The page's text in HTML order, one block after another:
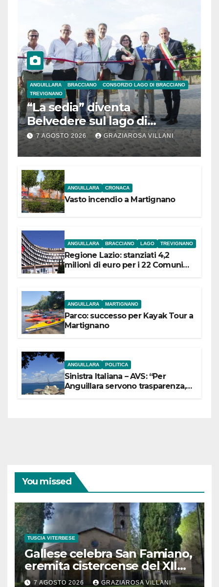
ANGUILLARA BRACCIANO
CONSORZIO LAGO DI BRACCIANO
TREVIGNANO
“La sedia” diventa
Belvedere sul lago di
Bracciano: ieri
l’inaugurazione
7 AGOSTO 2026 GRAZIAROSA VILLANI
ANGUILLARA CRONACA
Vasto incendio a Martignano
ANGUILLARA BRACCIANO LAGO TREVIGNANO
Regione Lazio: stanziati 4,2
milioni di euro per i 22 Comuni
ANGUILLARA MARTIGNANO
Parco: successo per Kayak Tour a
Martignano
ANGUILLARA POLITICA
Sinistra Italiana – AVS: “Per
Anguillara servono trasparenza,
You missed
TUSCIA VITERBESE
Gallese celebra San Famiano,
eremita cistercense del XII
secolo
7 AGOSTO 2026 GRAZIAROSA VILLANI